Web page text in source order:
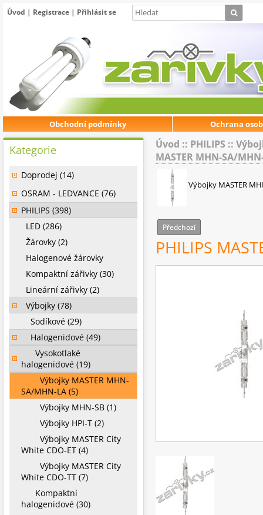
Úvod | Registrace | Přihlásit se
Obchodní podmínky Ochrana
Úvod :: PHILIPS ::
MASTER MHN-SA/
Výbojky MASTER
Předchozí
PHILIPS
Kategorie
Doprodej (14)
OSRAM - LEDVANCE (76)
PHILIPS (398)
LED (286)
Žárovky (2)
Halogenové žárovky
Kompaktní zářivky (30)
Lineární zářivky (2)
Výbojky (78)
Sodíkové (29)
Halogenidové (49)
Vysokotlaké
halogenidové (19)
Výbojky MASTER MHN-
SA/MHN-LA (5)
Výbojky MHN-SB (1)
Výbojky HPI-T (2)
Výbojky MASTER City
White CDO-ET (4)
Výbojky MASTER City
White CDO-TT (7)
Kompaktní
halogenidové (30)